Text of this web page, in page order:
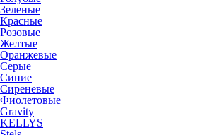
Зеленые
Красные
Розовые
Желтые
Оранжевые
Серые
Синие
Сиреневые
Фиолетовые
Gravity
KELLYS